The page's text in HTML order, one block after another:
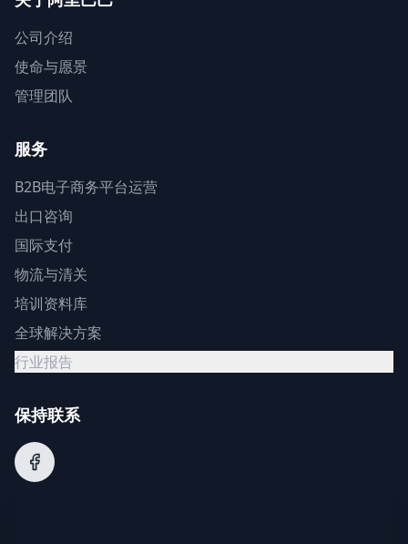
公司介绍
使命与愿景
管理团队
服务
B2B电子商务平台运营
出口咨询
国际支付
物流与清关
培训资料库
全球解决方案
行业报告
保持联系